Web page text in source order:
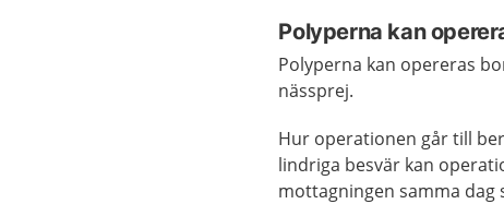
Polyperna kan
Polyperna kan opereras
nässprej.
Hur operationen går till
lindriga besvär kan
mottagningen samma